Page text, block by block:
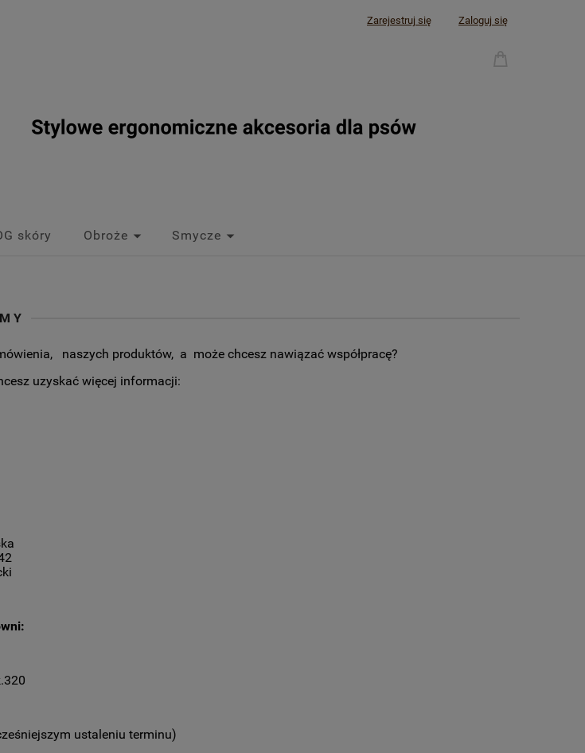
Zarejestruj się Zaloguj się
skóry Obroże Smycze
naszych produktów, a może chcesz nawiązać współpracę?
uzyskać więcej informacji:
ustaleniu terminu)